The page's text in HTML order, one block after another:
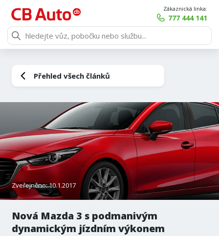
Zákaznická linka:
777 444 141
Přehled všech článků
Zveřejněno: 10.1.2017
Nová Mazda 3 s podmanivým
dynamickým jízdním výkonem